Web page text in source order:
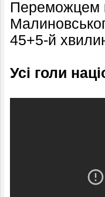
Переможцем
45+5-й
Усі голи